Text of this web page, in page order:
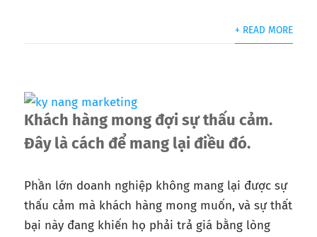
+ READ MORE
Khách hàng mong đợi sự thấu cảm.
Đây là cách để mang lại điều đó.
Phần lớn doanh nghiệp không mang lại được sự
thấu cảm mà khách hàng mong muốn, và sự thất
bại này đang khiến họ phải trả giá bằng lòng